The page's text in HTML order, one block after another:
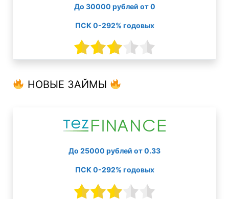
До 30000 рублей от 0
ПСК 0-292% годовых
НОВЫЕ ЗАЙМЫ
До 25000 рублей от 0.33
ПСК 0-292% годовых